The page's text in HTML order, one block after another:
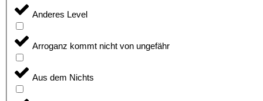
Anderes Level
Arroganz kommt nicht von ungefähr
Aus dem Nichts